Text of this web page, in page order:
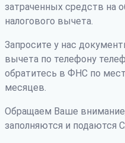
затраченных средств на
налогового вычета.
Запросите у нас
вычета по телефону
обратитесь в ФНС по
месяцев.
Обращаем Ваше
заполняются и подаются